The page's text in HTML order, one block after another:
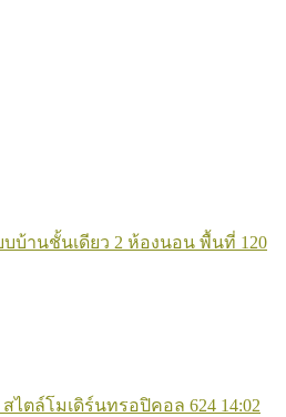
บ้านชั้นเดียว 2 ห้องนอน พื้นที่ 120
624 14:02